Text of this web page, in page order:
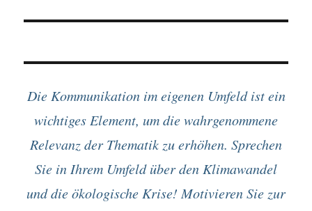
Die Kommunikation im eigenen Umfeld ist ein
wichtiges Element, um die wahrgenommene
Relevanz der Thematik zu erhöhen. Sprechen
Sie in Ihrem Umfeld über den Klimawandel
und die ökologische Krise! Motivieren Sie zur